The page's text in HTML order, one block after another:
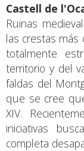
Castell de
Ruinas
las crestas más
totalmente
territorio y del
faldas del
que se cree
XIV.
iniciativas
completa